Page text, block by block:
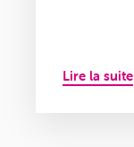
Lire la suite